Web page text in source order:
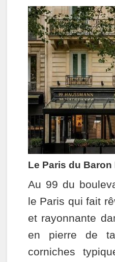
Le Paris du
Au 99 du
le Paris qui fait
et rayonnante
en pierre de
corniches